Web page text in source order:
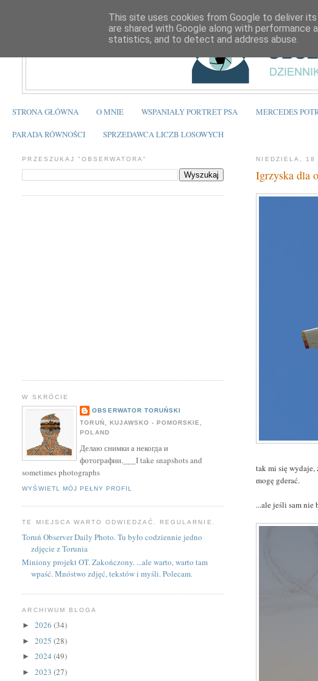
STRONA GŁÓWNA O MNIE WSPANIAŁY PORTRET PSA MERCEDES
PARADA RÓWNOŚCI SPRZEDAWCA LICZB LOSOWYCH
NIEDZIELA, 18
Igrzyska dla
tak mi się wydaje,
mogę gderać.
...ale jeśli sam
PRZESZUKAJ "OBSERWATORA"
W SKRÓCIE
OBSERWATOR TORUŃSKI
TORUŃ, KUJAWSKO - POMORSKIE,
POLAND
Делаю снимки а некогда и
фотографии.___I take snapshots and
sometimes photographs
WYŚWIETL MÓJ PEŁNY PROFIL
TE MIEJSCA WARTO ODWIEDZAĆ. REGULARNIE.
Toruń Observer Daily Photo. Tu było codziennie jedno
zdjęcie z Torunia
Miniony projekt OT. Zakończony. ...ale warto, warto tam
wpaść. Mnóstwo zdjęć, tekstów i myśli. Polecam.
ARCHIWUM BLOGA
►2026(34)
►2025(28)
►2024(49)
►2023(27)
This site uses cookies from Google to deliver
are shared with Google along with
statistics, and to detect and address abuse.